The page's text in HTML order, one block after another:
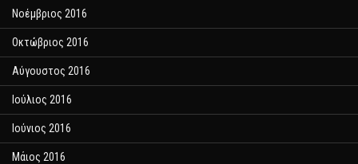
Νοέμβριος 2016
Οκτώβριος 2016
Αύγουστος 2016
Ιούλιος 2016
Ιούνιος 2016
Μάιος 2016